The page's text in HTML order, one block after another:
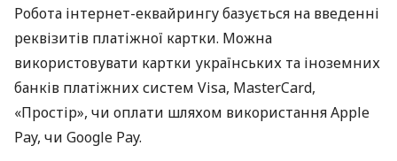
Робота інтернет-еквайрингу базується на введенні
реквізитів платіжної картки. Можна
використовувати картки українських та іноземних
банків платіжних систем Visa, MasterCard,
«Простір», чи оплати шляхом використання Apple
Pay, чи Google Pay.